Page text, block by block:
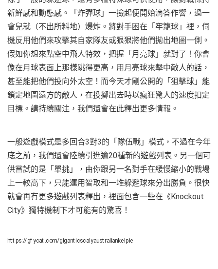
新鮮感和動態感。「炸彈球」一撿起便開始滴答作響，過一
會兒就（不出所料地）爆炸。將對手困在「牢籠球」裡，伺
機反用他們來攻擊其自家隊友或狠狠將他們拋出地圖一側。
假如你想來點空中飛人特效，把握「月亮球」就對了！你會
像在月球表面上那樣跳得更高，用月亮球來擊中敵人的話，
甚至能把他們投向外太空！而今天才剛公開的「狙擊球」能
鎖定地圖遠方的敵人，在投擲出去時以瘋狂驚人的速度扣定
目標。請持續關注，我們還會在此釋出更多情報。
一般遊戲模式是多回合3對3的「隊伍戰」模式，不過在今年
底之前，我們還會陸續引進逾20種新的遊戲列表。另一個可
供嘗試的是「單挑」，由你跟另一名對手在緩慢縮小的戰場
上一較高下，只能運用智取和一堆躲避球來分出勝負。很快
就會再有更多遊戲列表釋出，裡面包含一些在《Knockout
City》獨特機制下才可能有的驚喜！
https://gfycat.com/giganticscalyaustraliankelpie